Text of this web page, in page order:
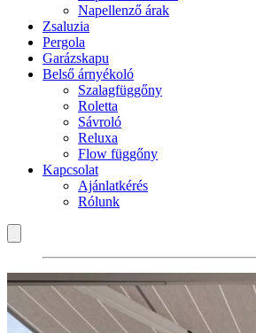
Napellenző árak
Zsaluzia
Pergola
Garázskapu
Belső árnyékoló
Szalagfüggőny
Roletta
Sávroló
Reluxa
Flow függőny
Kapcsolat
Ajánlatkérés
Rólunk